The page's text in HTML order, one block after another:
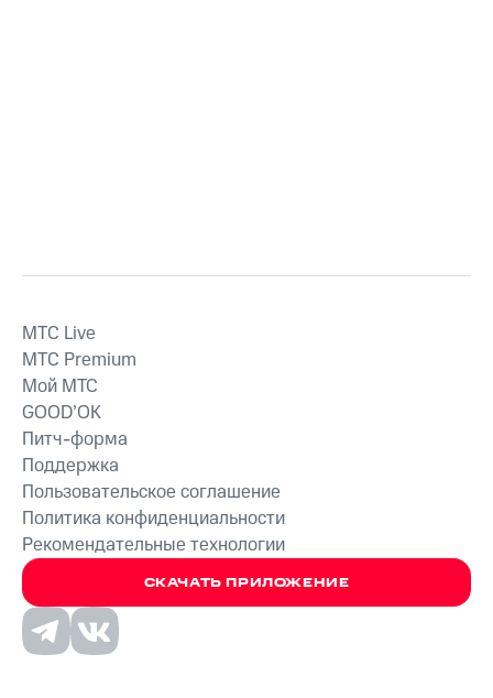
СКАЧАТЬ ПРИЛОЖЕНИЕ
MTС Live
MTС Premium
Мой МТС
GOOD’OK
Питч-форма
Поддержка
Пользовательское соглашение
Политика конфиденциальности
Рекомендательные технологии